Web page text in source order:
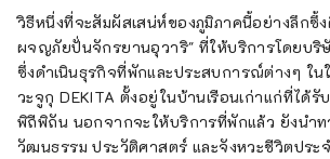
วิธีหนึ่งที่จะสัมผัสเสน่ห์ของภูมิภาคนี้อย่างลึกซึ้
ผจญภัยปั่นจักรยานอุวาริ" ที่ให้บริการโดยบริ
ซึ่งดำเนินธุรกิจที่พักและประสบการณ์ต่างๆ ใน
วะจูกุ DEKITA ตั้งอยู่ในบ้านเรือนเก่าแก่ที่ได้
พิถีพิถัน นอกจากจะให้บริการที่พักแล้ว ยังนำ
วัฒนธรรม ประวัติศาสตร์ และจังหวะชีวิตประ